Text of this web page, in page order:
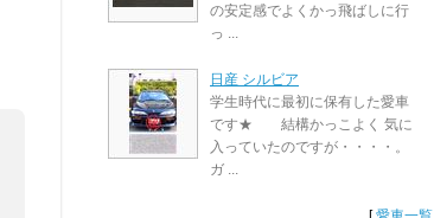
の安定感でよくかっ飛ばしに行
っ ...
日産 シルビア
学生時代に最初に保有した愛車
です★ 結構かっこよく 気に
入っていたのですが・・・・。
ガ ...